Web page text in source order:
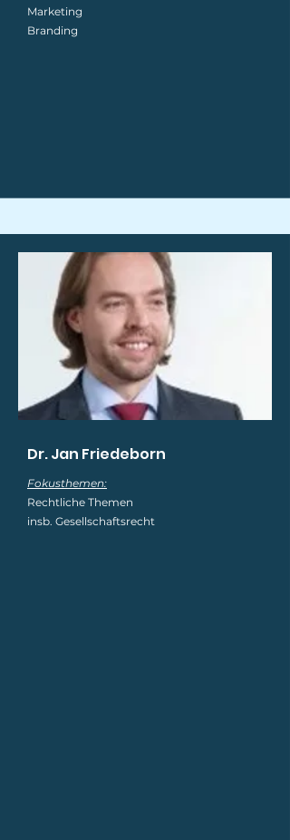
Marketing
Branding
Dr. Jan Friedeborn
Fokusthemen:
Rechtliche Themen
insb. Gesellschaftsrecht